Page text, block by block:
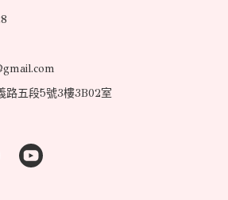
路五段5號3樓3B02室